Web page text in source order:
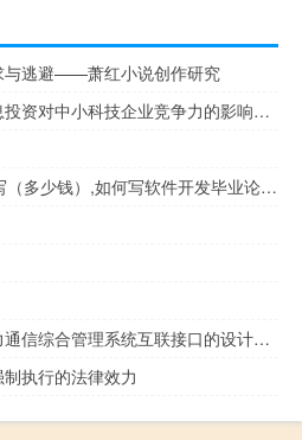
与逃避——萧红小说创作研究
23698字硕士毕业论文信息投资对中小科技企业竞争力的影响分析
软件开发毕业设计论文帮写（多少钱）,如何写软件开发毕业论文？
35960字硕士毕业论文电力通信综合管理系统互联接口的设计与实现
执行的法律效力